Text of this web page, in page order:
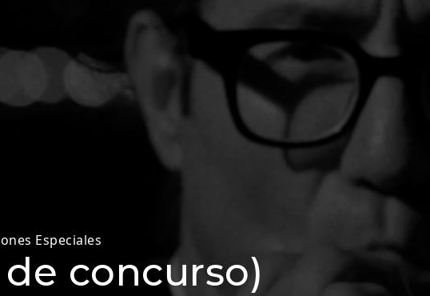
Especiales
de concurso)